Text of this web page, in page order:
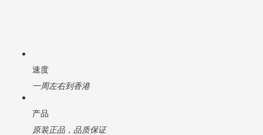
速度
一周左右到香港
产品
原装正品，品质保证